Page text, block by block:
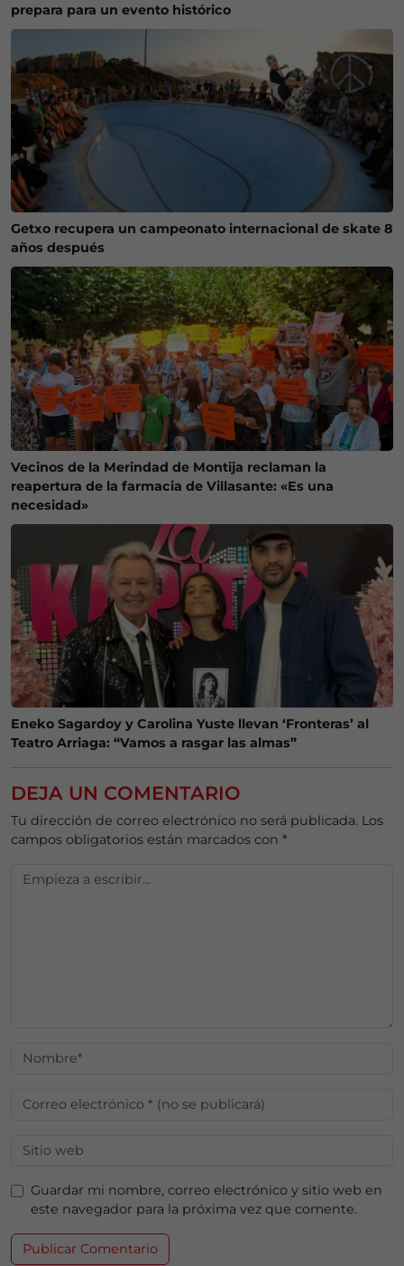
prepara para un evento histórico
Getxo recupera un campeonato internacional de skate 8
años después
Vecinos de la Merindad de Montija reclaman la
reapertura de la farmacia de Villasante: «Es una
necesidad»
Eneko Sagardoy y Carolina Yuste llevan ‘Fronteras’ al
Teatro Arriaga: “Vamos a rasgar las almas”
DEJA UN COMENTARIO
Tu dirección de correo electrónico no será publicada. Los
campos obligatorios están marcados con *
Guardar mi nombre, correo electrónico y sitio web en
este navegador para la próxima vez que comente.